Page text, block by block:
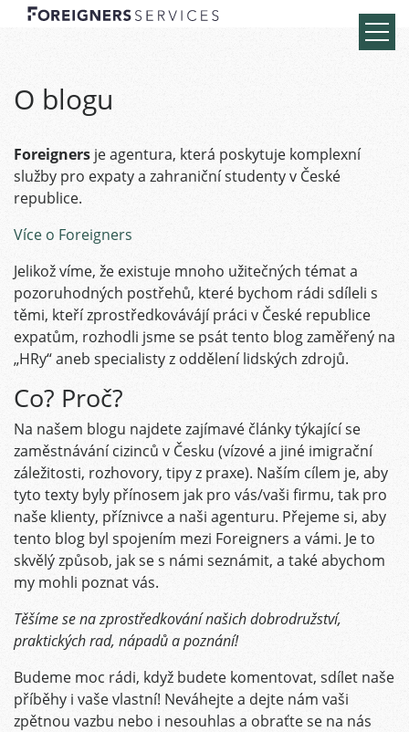
O blogu
Foreigners je agentura, která poskytuje komplexní
služby pro expaty a zahraniční studenty v České
republice.
Více o Foreigners
Jelikož víme, že existuje mnoho užitečných témat a
pozoruhodných postřehů, které bychom rádi sdíleli s
těmi, kteří zprostředkovávájí práci v České republice
expatům, rozhodli jsme se psát tento blog zaměřený na
„HRy“ aneb specialisty z oddělení lidských zdrojů.
Co? Proč?
Na našem blogu najdete zajímavé články týkající se
zaměstnávání cizinců v Česku (vízové a jiné imigrační
záležitosti, rozhovory, tipy z praxe). Naším cílem je, aby
tyto texty byly přínosem jak pro vás/vaši firmu, tak pro
naše klienty, příznivce a naši agenturu. Přejeme si, aby
tento blog byl spojením mezi Foreigners a vámi. Je to
skvělý způsob, jak se s námi seznámit, a také abychom
my mohli poznat vás.
Těšíme se na zprostředkování našich dobrodružství,
praktických rad, nápadů a poznání!
Budeme moc rádi, když budete komentovat, sdílet naše
příběhy i vaše vlastní! Neváhejte a dejte nám vaši
zpětnou vazbu nebo i nesouhlas a obraťte se na nás